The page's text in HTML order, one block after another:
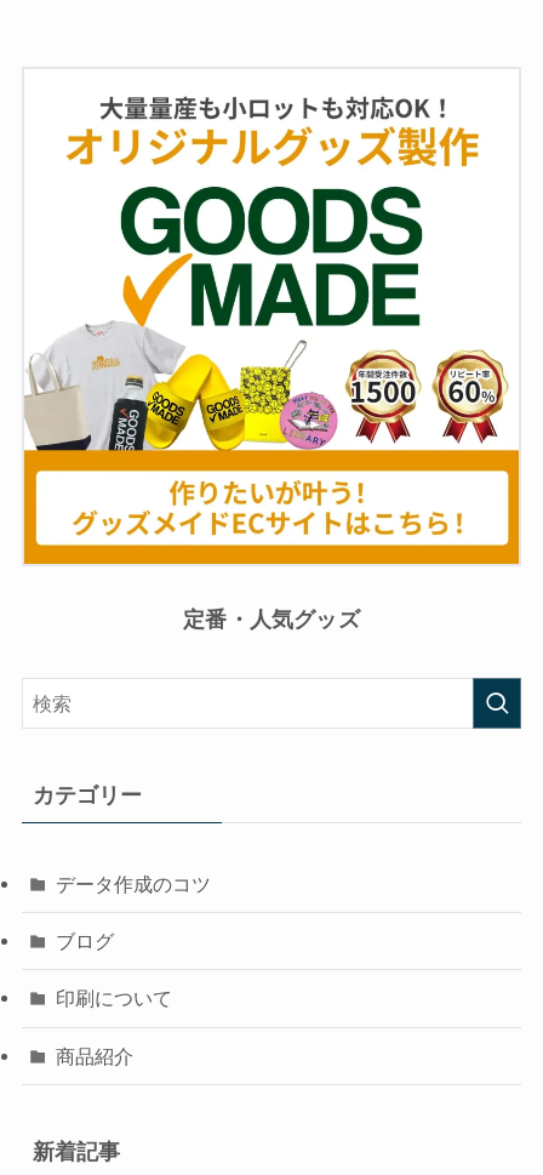
定番・人気グッズ
カテゴリー
データ作成のコツ
ブログ
印刷について
商品紹介
新着記事